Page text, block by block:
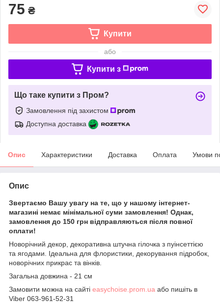
75 ₴
Купити
або
Купити з
Що таке купити з Пром?
Замовлення під захистом
Доступна доставка
Опис Характеристики Доставка Оплата Умови
Опис
Звертаємо Вашу увагу на те, що у нашому інтернет-
магазині немає мінімальної суми замовлення! Однак,
замовлення до 150 грн відправляються після повної
оплати!
Новорічний декор, декоративна штучна гілочка з пуінсеттією
та ягодами. Ідеальна для флористики, декорування підробок,
новорічних прикрас та вінків.
Загальна довжина - 21 см
Замовити можна на сайті easychoise.prom.ua або пишіть в
Viber 063-961-52-31